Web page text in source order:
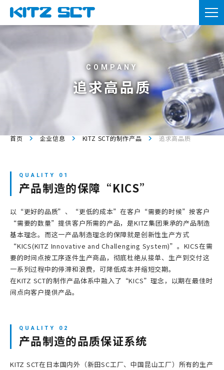
登录/注册新会员
TOP
咨询
会员注册
本网站的使用
隐私政策
网站地图
追求高品质
首页 企业信息 KITZ SCT的制作产品 追求高品质
产品制造的保障“KICS”
以“更好的品质”、“更低的成本”在客户“需要的时候”按客户
“需要的数量”提供客户所需的产品，是KITZ集团秉承的产品制造
基本理念。而这一产品制造理念的保障就是创新性生产方式
“KICS(KITZ Innovative and Challenging System)”。KICS在需
要的时间点按工序逐件生产商品，彻底杜绝从接单、生产到交付这
一系列过程中的停滞和浪费，可降低成本并缩短交期。
在KITZ SCT的制作产品体系中融入了“KICS”理念，以期在最佳时
间点向客户提供产品。
产品制造的品质保证系统
KITZ SCT在日本国内外（新田SC工厂、中国昆山工厂）所有的生产